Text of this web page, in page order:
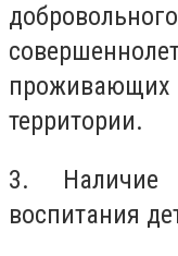
территории.
3. Наличие
воспитания